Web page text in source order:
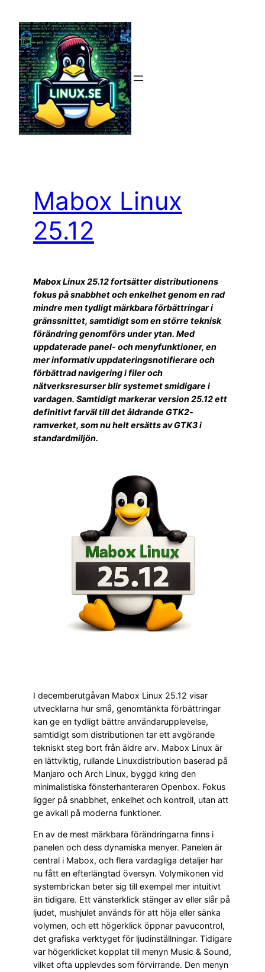
innehåll
Mabox Linux
25.12
Mabox Linux 25.12 fortsätter distributionens
fokus på snabbhet och enkelhet genom en rad
mindre men tydligt märkbara förbättringar i
gränssnittet, samtidigt som en större teknisk
förändring genomförs under ytan. Med
uppdaterade panel- och menyfunktioner, en
mer informativ uppdateringsnotifierare och
förbättrad navigering i filer och
nätverksresurser blir systemet smidigare i
vardagen. Samtidigt markerar version 25.12 ett
definitivt farväl till det åldrande GTK2-
ramverket, som nu helt ersätts av GTK3 i
standardmiljön.
I decemberutgåvan Mabox Linux 25.12 visar
utvecklarna hur små, genomtänkta förbättringar
kan ge en tydligt bättre användarupplevelse,
samtidigt som distributionen tar ett avgörande
tekniskt steg bort från äldre arv. Mabox Linux är
en lättviktig, rullande Linuxdistribution baserad på
Manjaro och Arch Linux, byggd kring den
minimalistiska fönsterhanteraren Openbox. Fokus
ligger på snabbhet, enkelhet och kontroll, utan att
ge avkall på moderna funktioner.
En av de mest märkbara förändringarna finns i
panelen och dess dynamiska menyer. Panelen är
central i Mabox, och flera vardagliga detaljer har
nu fått en efterlängtad översyn. Volymikonen vid
systembrickan beter sig till exempel mer intuitivt
än tidigare. Ett vänsterklick stänger av eller slår på
ljudet, mushjulet används för att höja eller sänka
volymen, och ett högerklick öppnar pavucontrol,
det grafiska verktyget för ljudinställningar. Tidigare
var högerklicket kopplat till menyn Music & Sound,
vilket ofta upplevdes som förvirrande. Den menyn